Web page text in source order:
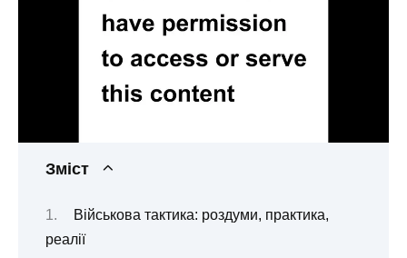
Зміст
Військова тактика: роздуми, практика,
реалії